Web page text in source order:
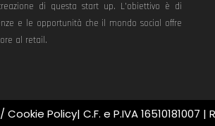
di questa start up. L’obiettivo è di
e le opportunità che il mondo social offre
al retail.
Cookie Policy| C.F. e P.IVA 16510181007 |